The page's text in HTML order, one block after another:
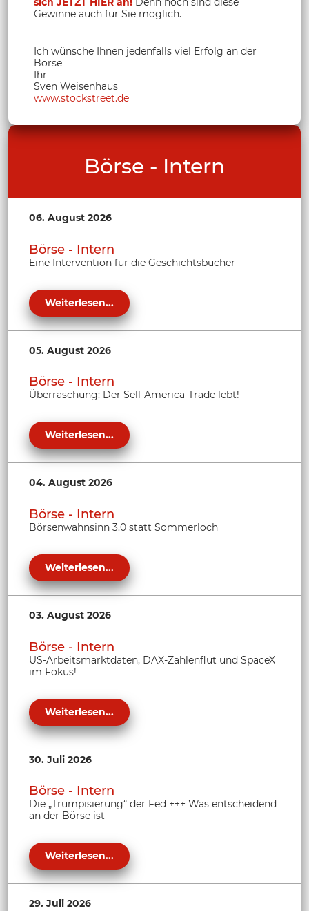
Gewinne auch für Sie möglich.
Ich wünsche Ihnen jedenfalls viel Erfolg an der
Börse
Ihr
Sven Weisenhaus
www.stockstreet.de
Börse - Intern
06. August 2026
Börse - Intern
Eine Intervention für die Geschichtsbücher
Weiterlesen...
05. August 2026
Börse - Intern
Überraschung: Der Sell-America-Trade lebt!
Weiterlesen...
04. August 2026
Börse - Intern
Börsenwahnsinn 3.0 statt Sommerloch
Weiterlesen...
03. August 2026
Börse - Intern
US-Arbeitsmarktdaten, DAX-Zahlenflut und SpaceX
im Fokus!
Weiterlesen...
30. Juli 2026
Börse - Intern
Die „Trumpisierung“ der Fed +++ Was entscheidend
an der Börse ist
Weiterlesen...
29. Juli 2026